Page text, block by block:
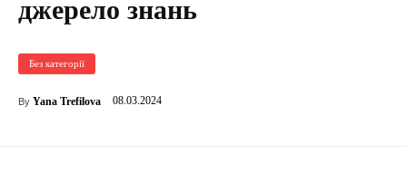
джерело знань
Без категорії
By Yana Trefilova 08.03.2024